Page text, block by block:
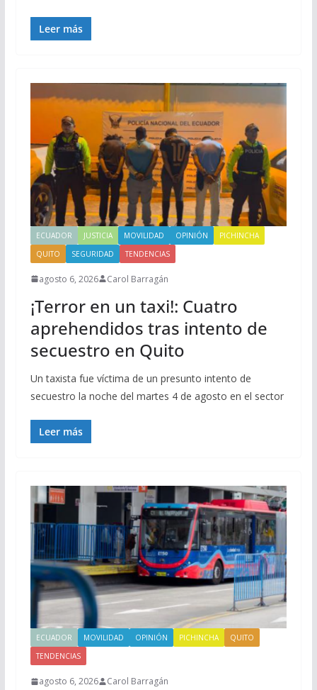
Leer más
ECUADOR JUSTICIA MOVILIDAD OPINIÓN
PICHINCHA
QUITO
SEGURIDAD TENDENCIAS
agosto 6, 2026 Carol Barragán
¡Terror en un taxi!: Cuatro
aprehendidos tras intento de
secuestro en Quito
Un taxista fue víctima de un presunto intento de
secuestro la noche del martes 4 de agosto en el sector
Leer más
ECUADOR MOVILIDAD OPINIÓN PICHINCHA
QUITO
TENDENCIAS
agosto 6, 2026 Carol Barragán